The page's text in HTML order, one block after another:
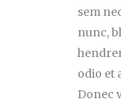
sem
nunc,
odio et
Donec